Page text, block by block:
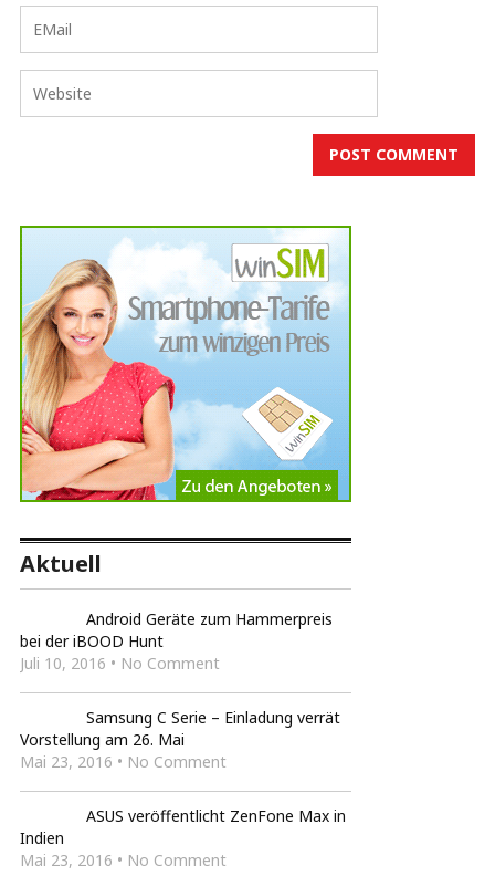
Aktuell
Android Geräte zum Hammerpreis
bei der iBOOD Hunt
Juli 10, 2016 • No Comment
Samsung C Serie – Einladung verrät
Vorstellung am 26. Mai
Mai 23, 2016 • No Comment
ASUS veröffentlicht ZenFone Max in
Indien
Mai 23, 2016 • No Comment